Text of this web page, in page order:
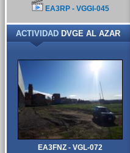
EA3RP - VGGI-045
ACTIVIDADDVGE AL AZAR
EA3FNZ - VGL-072